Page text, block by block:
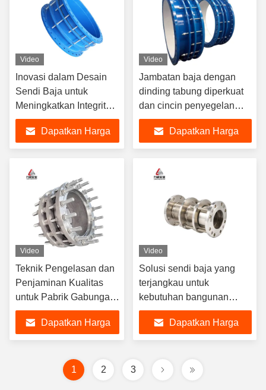
Video
Inovasi dalam Desain
Sendi Baja untuk
Meningkatkan Integritas
Struktural
Dapatkan Harga
Video
Jambatan baja dengan
dinding tabung diperkuat
dan cincin penyegelan
NBR
Dapatkan Harga
Video
Teknik Pengelasan dan
Penjaminan Kualitas
untuk Pabrik Gabungan
Baja
Dapatkan Harga
Video
Solusi sendi baja yang
terjangkau untuk
kebutuhan bangunan
khusus Anda
Dapatkan Harga
1 2 3